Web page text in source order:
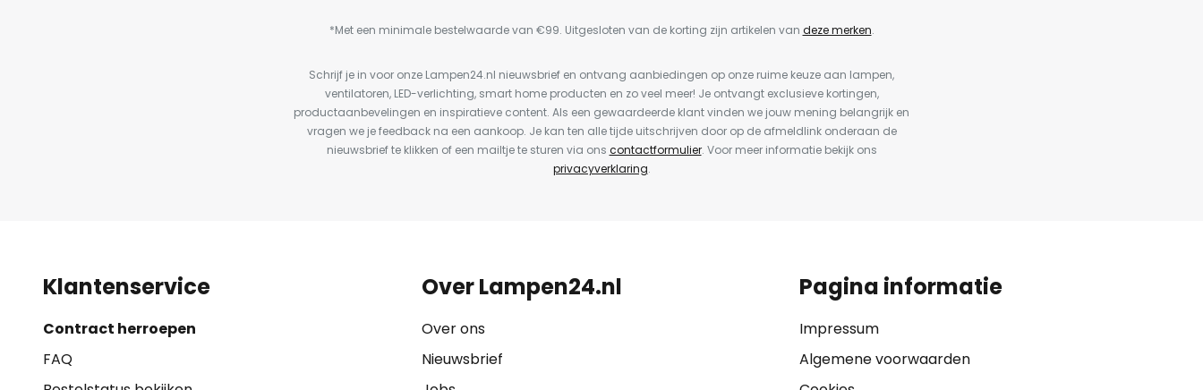
*Met een minimale bestelwaarde van €99. Uitgesloten van de korting zijn artikelen van deze merken.
Schrijf je in voor onze Lampen24.nl nieuwsbrief en ontvang aanbiedingen op onze ruime keuze aan lampen,
ventilatoren, LED-verlichting, smart home producten en zo veel meer! Je ontvangt exclusieve kortingen,
productaanbevelingen en inspiratieve content. Als een gewaardeerde klant vinden we jouw mening belangrijk en
vragen we je feedback na een aankoop. Je kan ten alle tijde uitschrijven door op de afmeldlink onderaan de
nieuwsbrief te klikken of een mailtje te sturen via ons contactformulier. Voor meer informatie bekijk ons
privacyverklaring.
Klantenservice
Contract herroepen
FAQ
Over Lampen24.nl
Over ons
Nieuwsbrief
Pagina informatie
Impressum
Algemene voorwaarden